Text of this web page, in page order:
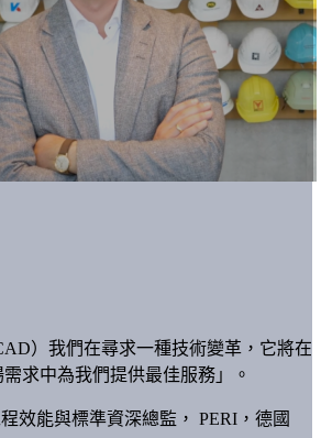
）我們在尋求一種技術變革，它將在
求中為我們提供最佳服務」。
效能與標準資深總監， PERI，德國